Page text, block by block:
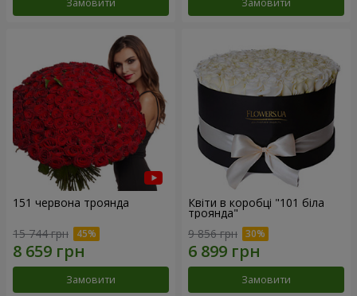
Замовити Замовити
151 червона троянда
15 744 грн
Замовити
Квіти в коробці "101 біла
троянда"
9 856 грн
Замовити